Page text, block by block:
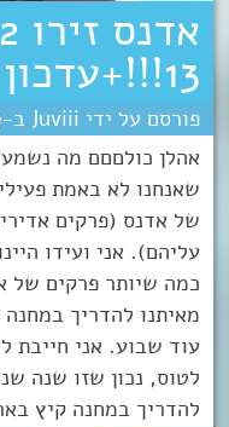
13!!!+עדכון משמח :)
Juviii
אהלן כולםםם מה
שאנחנו לא באמת
של אדנס (פרקים
עליהם). אני ועידו
כמה שיותר פרקים של
מאיתנו להדריך
עוד שבוע. אני
לטוס, נכון שזו שנה
להדריך במחנה קיץ